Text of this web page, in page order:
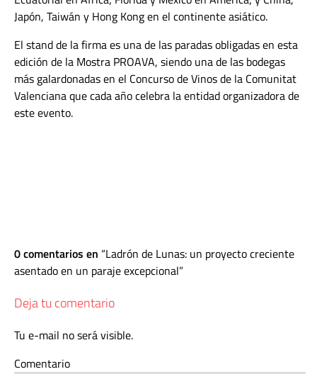
Japón, Taiwán y Hong Kong en el continente asiático.
El stand de la firma es una de las paradas obligadas en esta
edición de la Mostra PROAVA, siendo una de las bodegas
más galardonadas en el Concurso de Vinos de la Comunitat
Valenciana que cada año celebra la entidad organizadora de
este evento.
0 comentarios en Ladrón de Lunas: un proyecto creciente
asentado en un paraje excepcional
Deja tu comentario
Tu e-mail no será visible.
Comentario